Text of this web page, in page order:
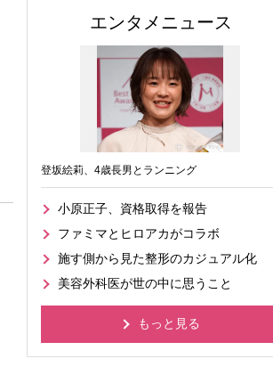
エンタメニュース
登坂絵莉、4歳長男とランニング
小原正子、資格取得を報告
ファミマとヒロアカがコラボ
施す側から見た整形のカジュアル化
美容外科医が世の中に思うこと
もっと見る